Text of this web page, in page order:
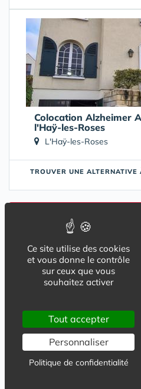
Colocation Alzheimer
l'Haÿ-les-Roses
L'Haÿ-les-Roses
TROUVER UNE ALTERNATIVE
TROUVER UNE
PORTAGE DE
INVESTIR
CÉDER UN LOT
Ce site utilise des cookies
et vous donne le contrôle
sur ceux que vous
souhaitez activer
Tout accepter
Personnaliser
Politique de confidentialité